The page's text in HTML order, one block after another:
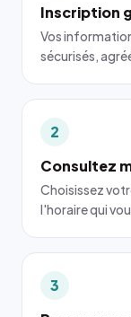
Inscription
Vos
sécurisés,
2
Consultez
Choisissez
l'horaire qui
3